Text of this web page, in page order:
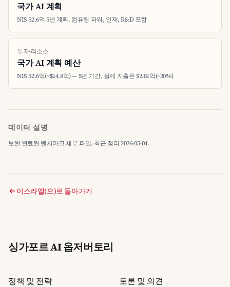
국가 AI 계획
NIS 52.6억 5년 계획, 컴퓨팅 파워, 인재, R&D 포함
투자·리소스
국가 AI 계획 예산
NIS 52.6억(~$14.8억) — 5년 기간, 실제 지출은 $2.81억(~20%)
데이터 설명
보완 완료된 벤치마크 세부 파일, 최근 정리 2026-05-04.
이스라엘(으)로 돌아가기
싱가포르 AI 옵저버토리
정책 및 전략 토론 및 의견